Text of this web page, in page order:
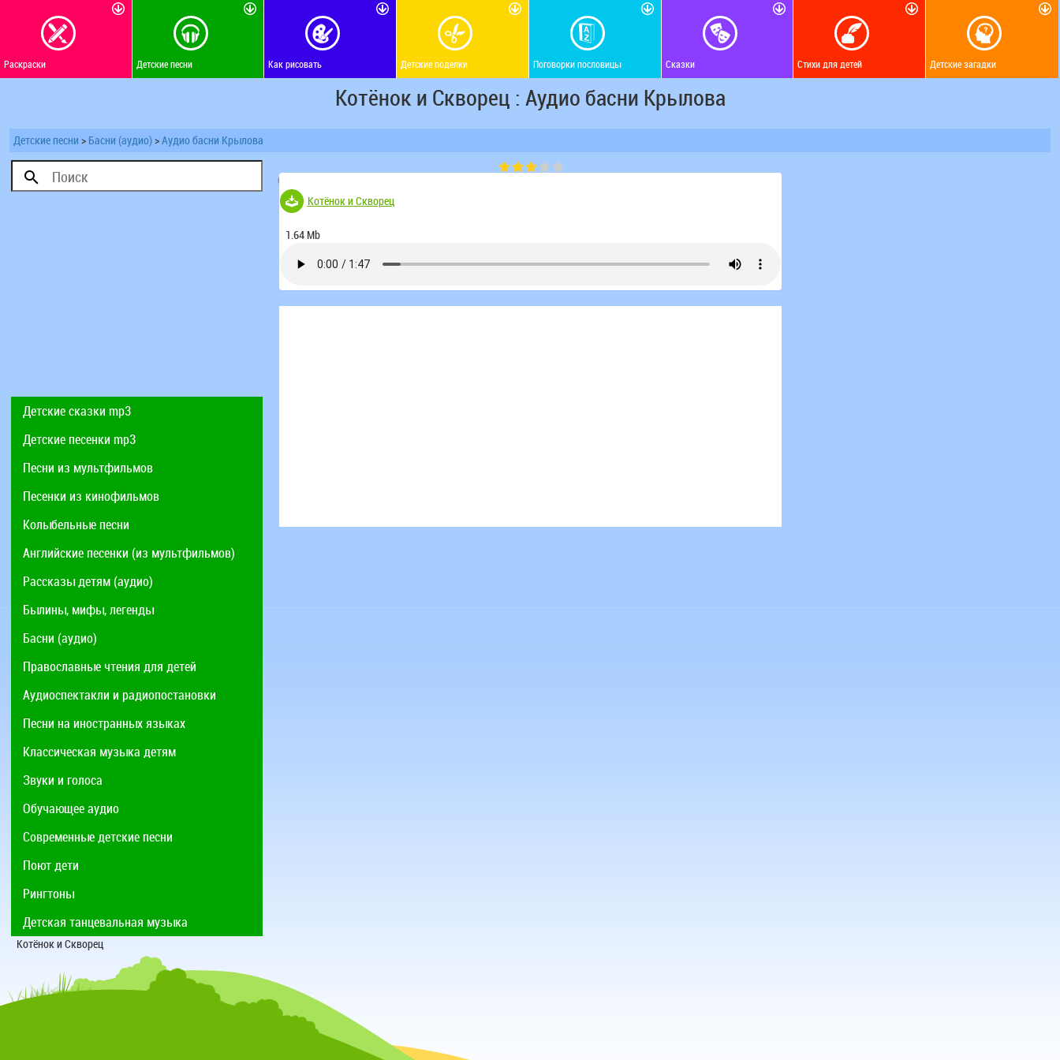
Раскраски Детские песни Как рисовать Детские поделки Поговорки пословицы Сказки Стихи для детей Детские загадки
Котёнок и Скворец : Аудио басни Крылова
Детские песни > Басни (аудио)>Аудио басни Крылова
Детские сказки mp3
Детские песенки mp3
Песни из мультфильмов
Песенки из кинофильмов
Колыбельные песни
Английские песенки (из мультфильмов)
Рассказы детям (аудио)
Былины, мифы, легенды
Басни (аудио)
Православные чтения для детей
Аудиоспектакли и радиопостановки
Песни на иностранных языках
Классическая музыка детям
Звуки и голоса
Обучающее аудио
Современные детские песни
Поют дети
Рингтоны
Детская танцевальная музыка
Котёнок и Скворец
(Голосов 76)
Котёнок и Скворец
1.64 Mb